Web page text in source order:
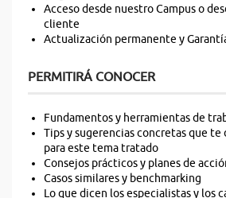
Acceso desde nuestro Campus o
cliente
Actualización permanente y
PERMITIRÁ CONOCER
Fundamentos y herramientas de
Tips y sugerencias concretas que te
para este tema tratado
Consejos prácticos y planes de
Casos similares y benchmarking
Lo que dicen los especialistas y los